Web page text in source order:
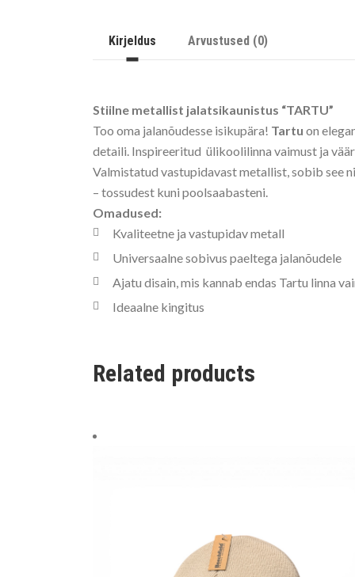
Kirjeldus Arvustused (0)
Stiilne metallist jalatsikaunistus “TARTU”
Too oma jalanõudesse isikupära! Tartu on
detaili. Inspireeritud ülikoolilinna vaimust ja
Valmistatud vastupidavast metallist, sobib see
– tossudest kuni poolsaabasteni.
Omadused:
Kvaliteetne ja vastupidav metall
Universaalne sobivus paeltega jalanõudele
Ajatu disain, mis kannab endas Tartu linna
Ideaalne kingitus
Related products